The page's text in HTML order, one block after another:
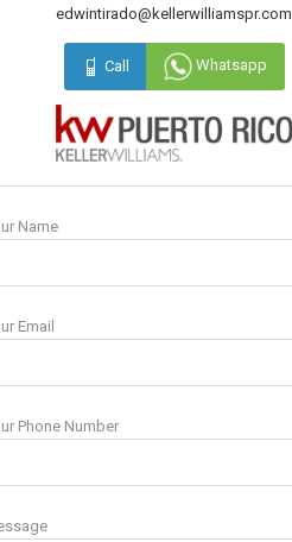
edwintirado@kellerwilliamspr.com
Call Whatsapp
Name
Email
Phone Number